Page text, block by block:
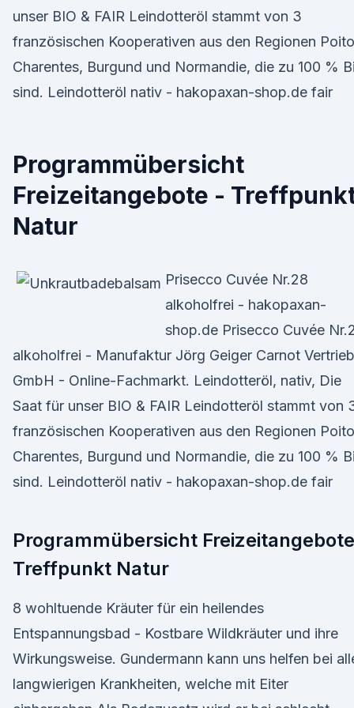
unser BIO & FAIR Leindotteröl stammt von 3
französischen Kooperativen aus den Regionen
Charentes, Burgund und Normandie, die zu 100 %
sind. Leindotteröl nativ - hakopaxan-shop.de fair
Programmübersicht
Freizeitangebote -
Natur
Prisecco Cuvée Nr.28
alkoholfrei - hakopaxan-
shop.de Prisecco Cuvée
alkoholfrei - Manufaktur Jörg Geiger Carnot
GmbH - Online-Fachmarkt. Leindotteröl, nativ, Die
Saat für unser BIO & FAIR Leindotteröl stammt von
französischen Kooperativen aus den Regionen
Charentes, Burgund und Normandie, die zu 100 %
sind. Leindotteröl nativ - hakopaxan-shop.de fair
Programmübersicht
Treffpunkt Natur
8 wohltuende Kräuter für ein heilendes
Entspannungsbad - Kostbare Wildkräuter und ihre
Wirkungsweise. Gundermann kann uns helfen bei
langwierigen Krankheiten, welche mit Eiter